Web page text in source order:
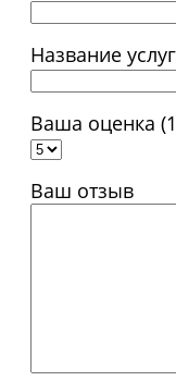
Название
Ваша оценка
Ваш отзыв